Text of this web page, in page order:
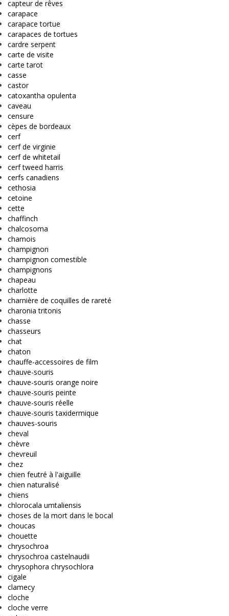
capteur de rêves
carapace
carapace tortue
carapaces de tortues
cardre serpent
carte de visite
carte tarot
casse
castor
catoxantha opulenta
caveau
censure
cèpes de bordeaux
cerf
cerf de virginie
cerf de whitetail
cerf tweed harris
cerfs canadiens
cethosia
cetoine
cette
chaffinch
chalcosoma
chamois
champignon
champignon comestible
champignons
chapeau
charlotte
charnière de coquilles de rareté
charonia tritonis
chasse
chasseurs
chat
chaton
chauffe-accessoires de film
chauve-souris
chauve-souris orange noire
chauve-souris peinte
chauve-souris réelle
chauve-souris taxidermique
chauves-souris
cheval
chèvre
chevreuil
chez
chien feutré à l'aiguille
chien naturalisé
chiens
chlorocala umtaliensis
choses de la mort dans le bocal
choucas
chouette
chrysochroa
chrysochroa castelnaudii
chrysophora chrysochlora
cigale
clamecy
cloche
cloche verre